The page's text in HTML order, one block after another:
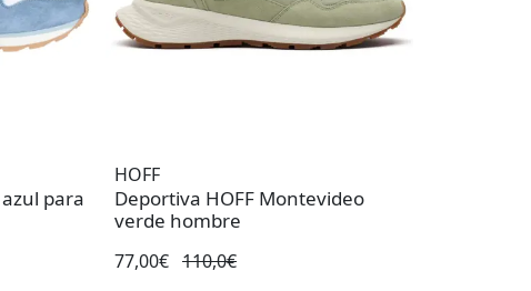
azul para
HOFF
Deportiva HOFF Montevideo
verde hombre
77,00€ 110,0€